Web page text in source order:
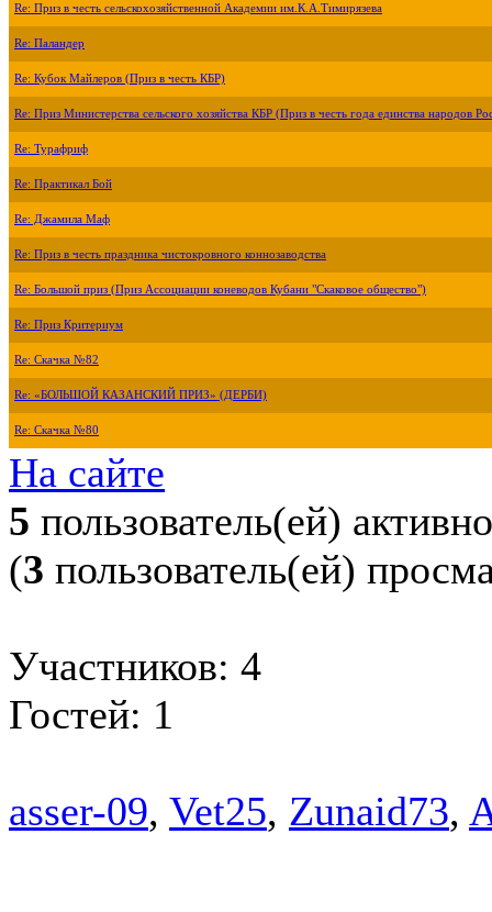
Re: Приз в честь сельскохозяйственной Академии им.К.А.Тимирязева
Re: Паландер
Re: Кубок Майлеров (Приз в честь КБР)
Re: Приз Министерства сельского хозяйства КБР (Приз в честь года единства народов
Re: Турафриф
Re: Практикал Бой
Re: Джамила Маф
Re: Приз в честь праздника чистокровного коннозаводства
Re: Большой приз (Приз Ассоциации коневодов Кубани "Скаковое общество")
Re: Приз Критериум
Re: Скачка №82
Re: «БОЛЬШОЙ КАЗАНСКИЙ ПРИЗ» (ДЕРБИ)
Re: Скачка №80
На сайте
5 пользователь(ей) активно
(3 пользователь(ей)
Участников: 4
Гостей: 1
asser-09, Vet25, Zunaid73,